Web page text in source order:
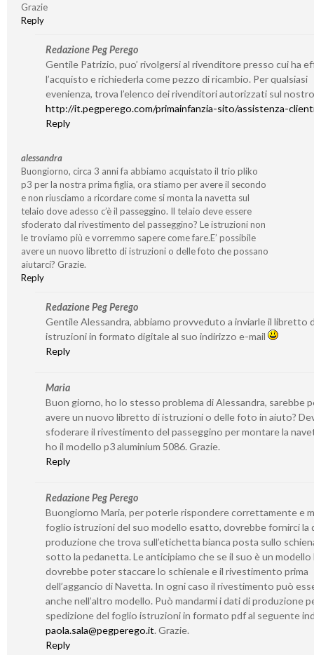
Grazie
Reply
Redazione Peg Perego
Gentile Patrizio, puo’ rivolgersi al rivenditore presso cui ha
l’acquisto e richiederla come pezzo di ricambio. Per qualsiasi
evenienza, trova l’elenco dei rivenditori autorizzati sul
http://it.pegperego.com/primainfanzia-sito/assistenza-
Reply
alessandra
Buongiorno, circa 3 anni fa abbiamo acquistato il trio pliko
p3 per la nostra prima figlia, ora stiamo per avere il secondo
e non riusciamo a ricordare come si monta la navetta sul
telaio dove adesso c’è il passeggino. Il telaio deve essere
sfoderato dal rivestimento del passeggino? Le istruzioni non
le troviamo più e vorremmo sapere come fare.E’ possibile
avere un nuovo libretto di istruzioni o delle foto che possano
aiutarci? Grazie.
Reply
Redazione Peg Perego
Gentile Alessandra, abbiamo provveduto a inviarle il libretto
istruzioni in formato digitale al suo indirizzo e-mail
Reply
Maria
Buon giorno, ho lo stesso problema di Alessandra, sarebbe
avere un nuovo libretto di istruzioni o delle foto in aiuto?
sfoderare il rivestimento del passeggino per montare la
ho il modello p3 aluminium 5086. Grazie.
Reply
Redazione Peg Perego
Buongiorno Maria, per poterle rispondere correttamente e
foglio istruzioni del suo modello esatto, dovrebbe fornirci la
produzione che trova sull’etichetta bianca posta sullo
sotto la pedanetta. Le anticipiamo che se il suo è un modello
dovrebbe poter staccare lo schienale e il rivestimento prima
dell’aggancio di Navetta. In ogni caso il rivestimento può
anche nell’altro modello. Può mandarmi i dati di produzione
spedizione del foglio istruzioni in formato pdf al seguente
paola.sala@pegperego.it. Grazie.
Reply